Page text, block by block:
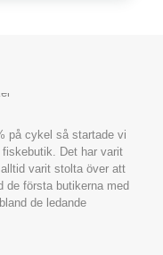
på cykel så startade vi
Det har varit
varit stolta över att
de första butikerna med
de ledande